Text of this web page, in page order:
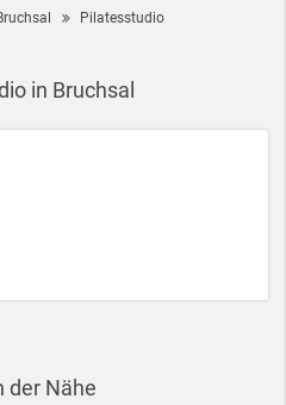
Pilatesstudio
in Bruchsal
der Nähe